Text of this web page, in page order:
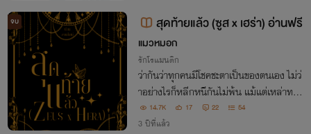
จบ สุดท้ายแล้ว (ซูส x เฮร่า) อ่านฟรี
แมวหมอก
รักโรแมนติก
ว่ากันว่าทุกคนมีโชคชะตาเป็นของตนเอง ไม่ว่
าอย่างไรก็หลีกหนีกันไม่พ้น แม้แต่เหล่าทวย
เทพผู้ปกครองทุกสรรพสิ่ง แต่หากทำความ
ผิดไว้ ก็ต้องชดใช้มิใช่หรือ
14.7K 17 22 54
3 ปีที่แล้ว